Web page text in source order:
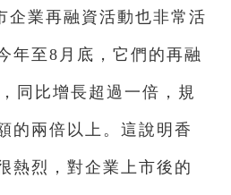
企業再融資活動也非常活
年至8月底，它們的再融
同比增長超過一倍，規
的兩倍以上。這說明香
熱烈，對企業上市後的